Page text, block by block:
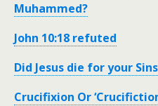
Muhammed?
John 10:18 refuted
Did Jesus die for your
Crucifixion Or